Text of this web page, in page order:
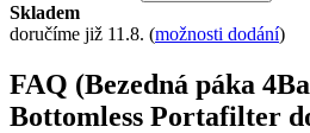
Skladem
doručíme již 11.8. (možnosti dodání)
FAQ (Bezedná páka
Bottomless Portafilter